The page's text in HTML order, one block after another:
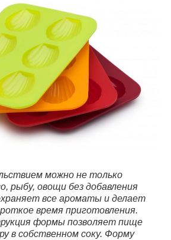
можно не только
рыбу, овощи без добавления
все ароматы и делает
время приготовления.
формы позволяет пище
в собственном соку. Форму